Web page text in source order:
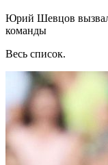
Юрий Шевцов вызвал
команды
Весь список.